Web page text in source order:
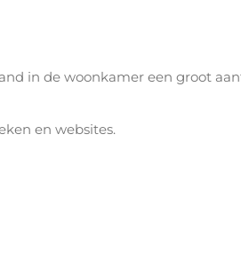
in de woonkamer een groot
en websites.